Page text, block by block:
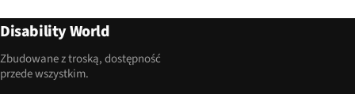
Disability World
Zbudowane z troską, dostępność
przede wszystkim.